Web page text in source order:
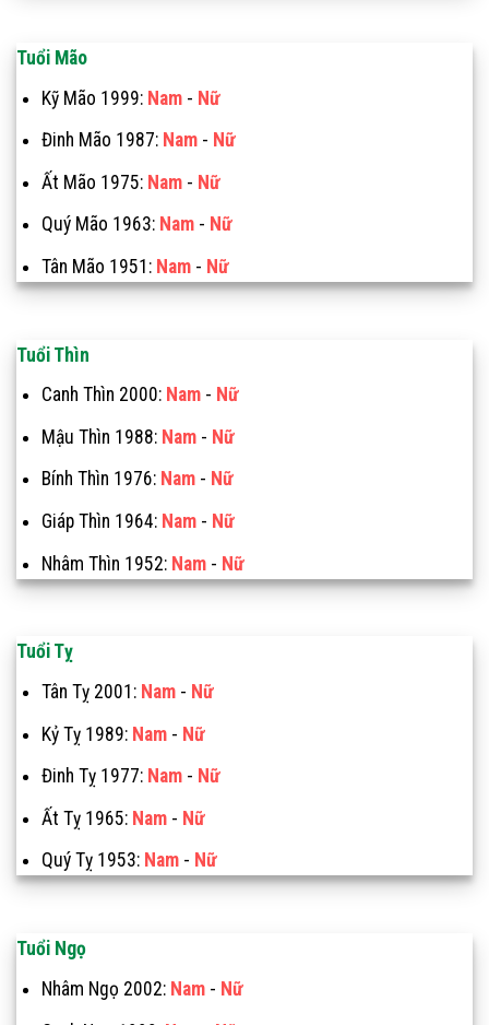
Tuổi Mão
Kỹ Mão 1999: Nam- Nữ
Đinh Mão 1987: Nam- Nữ
Ất Mão 1975: Nam- Nữ
Quý Mão 1963: Nam- Nữ
Tân Mão 1951: Nam- Nữ
Tuổi Thìn
Canh Thìn 2000: Nam- Nữ
Mậu Thìn 1988: Nam- Nữ
Bính Thìn 1976: Nam- Nữ
Giáp Thìn 1964: Nam- Nữ
Nhâm Thìn 1952: Nam- Nữ
Tuổi Tỵ
Tân Tỵ 2001: Nam- Nữ
Kỷ Tỵ 1989: Nam- Nữ
Đinh Tỵ 1977: Nam- Nữ
Ất Tỵ 1965: Nam- Nữ
Quý Tỵ 1953: Nam- Nữ
Tuổi Ngọ
Nhâm Ngọ 2002: Nam- Nữ